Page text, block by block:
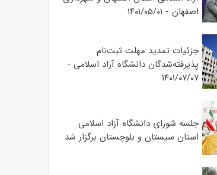
اصفهان - ۱۴۰۱/۰۵/۰۱
جزئیات تمدید مهلت ثبت‌نام
پذیرفته‌شدگان دانشگاه آزاد اسلامی -
۱۴۰۱/۰۷/۰۷
جلسه شورای دانشگاه آزاد اسلامی
استان سیستان و بلوچستان برگزار شد